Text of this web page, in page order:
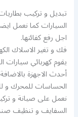
تبديل و تركيب
السيارات كما نعمل
اجل رفع كفائتها.
فك و تغير الاسلاك
يقوم كهربائي سيارات
أحدث الاجهزة
الحساسات للمحرك و
نعمل على صيانة و
السفايف و تنظيف